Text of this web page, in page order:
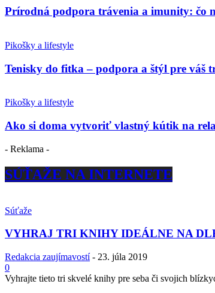
Prírodná podpora trávenia a imunity: čo
Pikošky a lifestyle
Tenisky do fitka – podpora a štýl pre váš
Pikošky a lifestyle
Ako si doma vytvoriť vlastný kútik na
- Reklama -
SÚŤAŽE NA INTERNETE
Súťaže
VYHRAJ TRI KNIHY IDEÁLNE NA
Redakcia zaujímavostí - 23. júla 2019
0
Vyhrajte tieto tri skvelé knihy pre seba či svojich